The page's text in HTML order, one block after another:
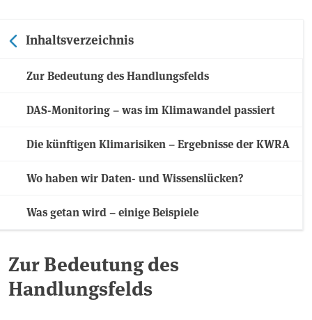
Inhaltsverzeichnis
Zur Bedeutung des Handlungsfelds
DAS-Monitoring – was im Klimawandel passiert
Die künftigen Klimarisiken – Ergebnisse der KWRA
Wo haben wir Daten- und Wissenslücken?
Was getan wird – einige Beispiele
Zur Bedeutung des
Handlungsfelds